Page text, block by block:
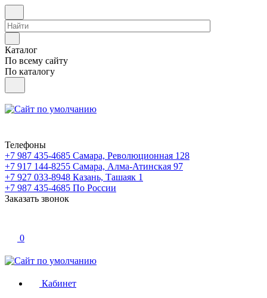
Каталог
По всему сайту
По каталогу
Телефоны
+7 987 435-4685 Самара, Революционная 128
+7 917 144-8255 Самара, Алма-Атинская 97
+7 927 033-8948 Казань, Ташаяк 1
+7 987 435-4685 По России
Заказать звонок
0
Кабинет